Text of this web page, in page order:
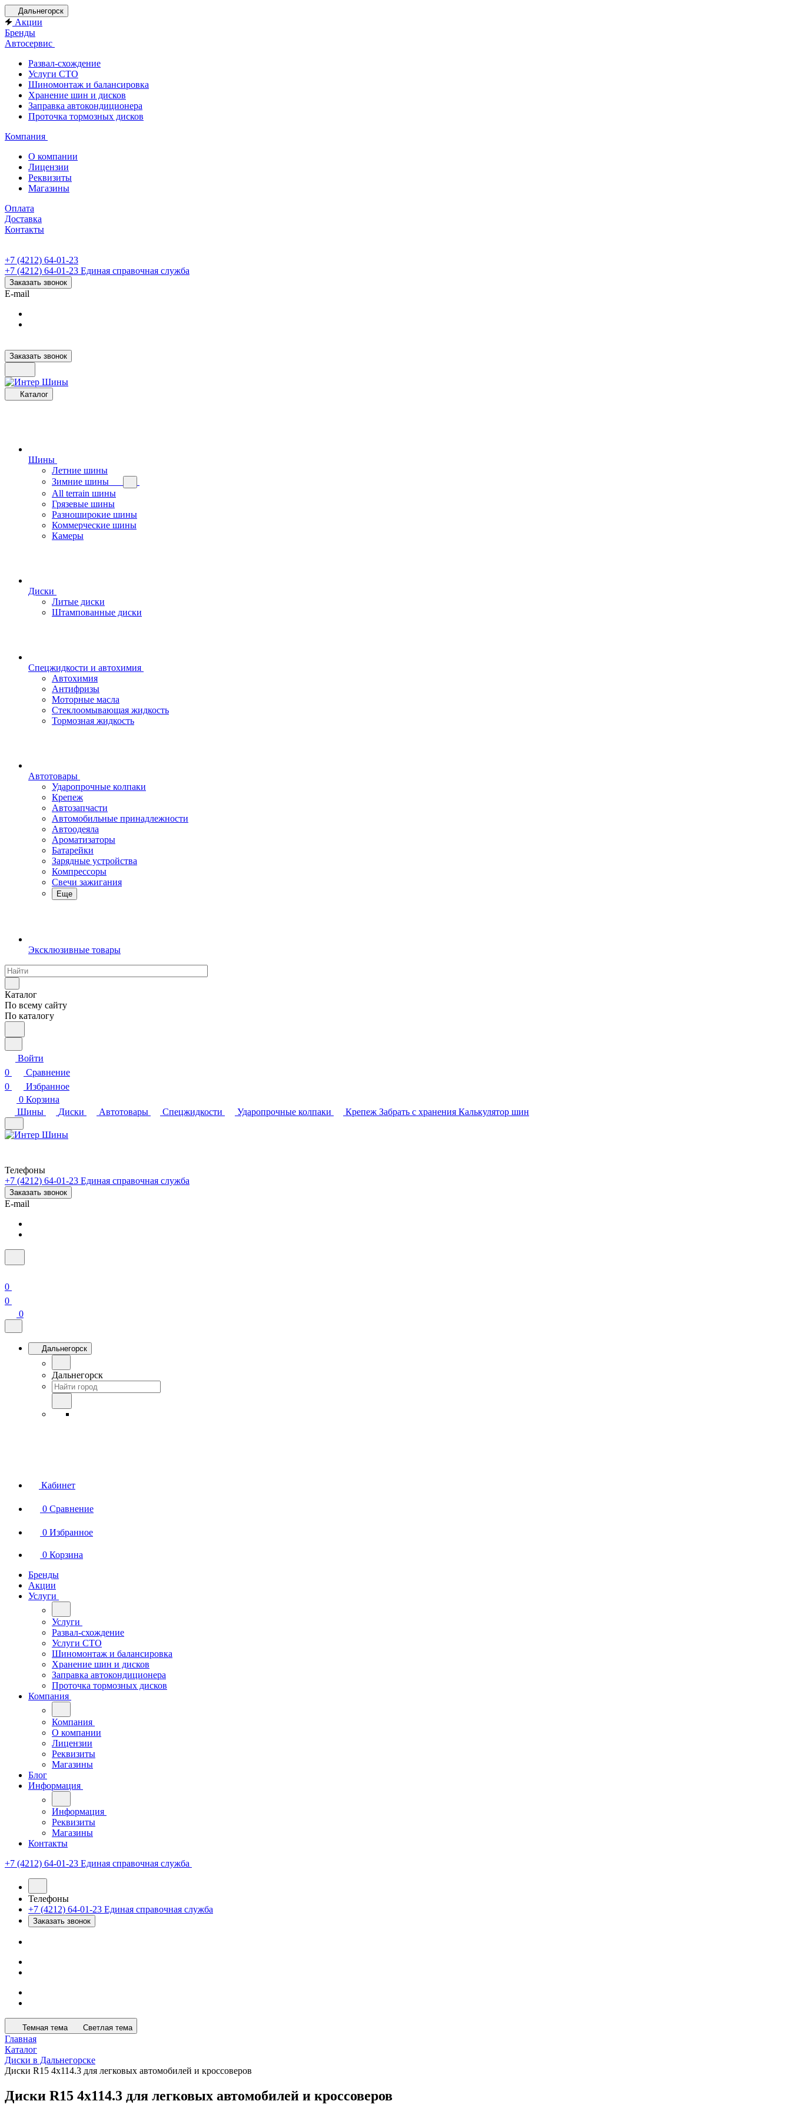
Дальнегорск
Акции
Бренды
Автосервис
Развал-схождение
Услуги СТО
Шиномонтаж и балансировка
Хранение шин и дисков
Заправка автокондиционера
Проточка тормозных дисков
Компания
О компании
Лицензии
Реквизиты
Магазины
Оплата
Доставка
Контакты
+7 (4212) 64-01-23
+7 (4212) 64-01-23 Единая справочная служба
Заказать звонок
E-mail
Заказать звонок
Каталог
Шины
Летние шины
Зимние шины
All terrain шины
Грязевые шины
Разноширокие шины
Коммерческие шины
Камеры
Диски
Литые диски
Штампованные диски
Спецжидкости и автохимия
Автохимия
Антифризы
Моторные масла
Стеклоомывающая жидкость
Тормозная жидкость
Автотовары
Ударопрочные колпаки
Крепеж
Автозапчасти
Автомобильные принадлежности
Автоодеяла
Ароматизаторы
Батарейки
Зарядные устройства
Компрессоры
Свечи зажигания
Еще
Эксклюзивные товары
Каталог
По всему сайту
По каталогу
Войти
0
Сравнение
0
Избранное
0 Корзина
Шины
Диски Автотовары Спецжидкости Ударопрочные колпаки Крепеж Забрать с хранения Калькулятор шин
Телефоны
+7 (4212) 64-01-23 Единая справочная служба
Заказать звонок
E-mail
0
0
0
Дальнегорск
Дальнегорск
Кабинет
0 Сравнение
0 Избранное
0 Корзина
Бренды
Акции
Услуги
Услуги
Развал-схождение
Услуги СТО
Шиномонтаж и балансировка
Хранение шин и дисков
Заправка автокондиционера
Проточка тормозных дисков
Компания
Компания
О компании
Лицензии
Реквизиты
Магазины
Блог
Информация
Информация
Реквизиты
Магазины
Контакты
+7 (4212) 64-01-23 Единая справочная служба
Телефоны
+7 (4212) 64-01-23 Единая справочная служба
Заказать звонок
Темная тема Светлая тема
Главная
Каталог
Диски в Дальнегорске
Диски R15 4х114.3 для легковых автомобилей и кроссоверов
Диски R15 4х114.3 для легковых автомобилей и кроссоверов